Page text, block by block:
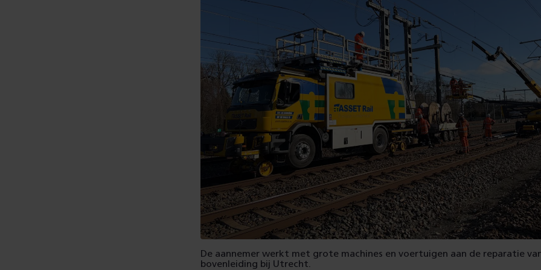
De aannemer werkt met grote machines en voertuigen aan de reparatie
bovenleiding bij Utrecht.